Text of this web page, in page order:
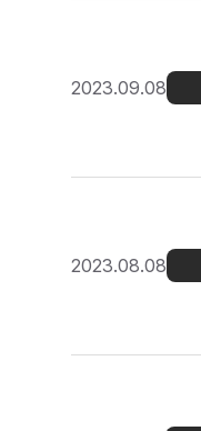
2023.09.08
2023.08.08